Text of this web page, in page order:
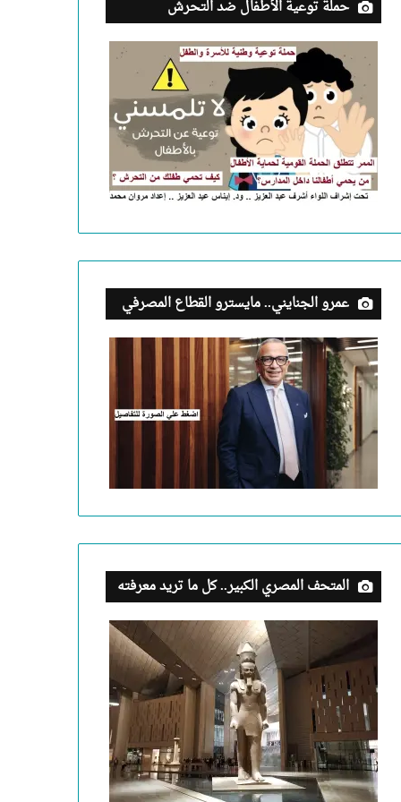
حملة توعية الأطفال ضد التحرش
عمرو الجنايني.. مايسترو القطاع المصرفي
المتحف المصري الكبير.. كل ما تريد معرفته